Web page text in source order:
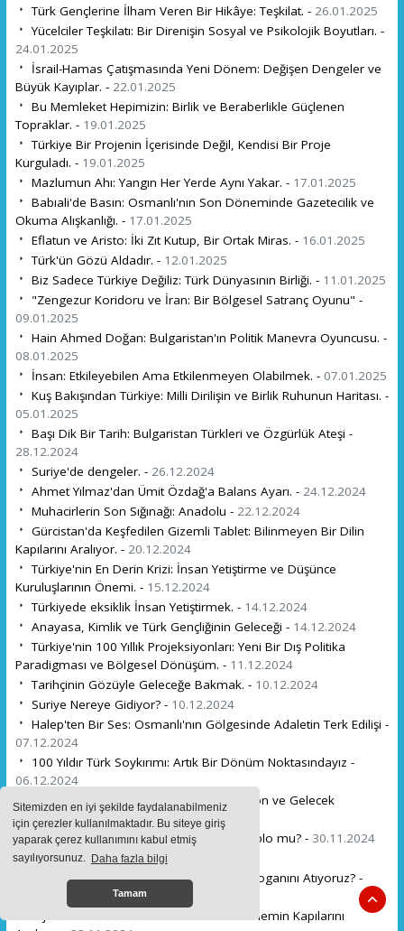
Sitemizden en iyi şekilde faydalanabilmeniz
için çerezler kullanılmaktadır. Bu siteye giriş
yaparak çerez kullanımını kabul etmiş
sayılıyorsunuz. Daha fazla bilgi
Tamam
Türk Gençlerine İlham Veren Bir Hikâye: Teşkilat. - 26.01.2025
Yücelciler Teşkilatı: Bir Direnişin Sosyal ve Psikolojik Boyutları. -
24.01.2025
İsrail-Hamas Çatışmasında Yeni Dönem: Değişen Dengeler ve
Büyük Kayıplar. - 22.01.2025
Bu Memleket Hepimizin: Birlik ve Beraberlikle Güçlenen
Topraklar. - 19.01.2025
Türkiye Bir Projenin İçerisinde Değil, Kendisi Bir Proje
Kurguladı. - 19.01.2025
Mazlumun Ahı: Yangın Her Yerde Aynı Yakar. - 17.01.2025
Babıali'de Basın: Osmanlı'nın Son Döneminde Gazetecilik ve
Okuma Alışkanlığı. - 17.01.2025
Eflatun ve Aristo: İki Zıt Kutup, Bir Ortak Miras. - 16.01.2025
Türk'ün Gözü Aldadır. - 12.01.2025
Biz Sadece Türkiye Değiliz: Türk Dünyasının Birliği. - 11.01.2025
"Zengezur Koridoru ve İran: Bir Bölgesel Satranç Oyunu" -
09.01.2025
Hain Ahmed Doğan: Bulgaristan'ın Politik Manevra Oyuncusu. -
08.01.2025
İnsan: Etkileyebilen Ama Etkilenmeyen Olabilmek. - 07.01.2025
Kuş Bakışından Türkiye: Milli Dirilişin ve Birlik Ruhunun Haritası. -
05.01.2025
Başı Dik Bir Tarih: Bulgaristan Türkleri ve Özgürlük Ateşi -
28.12.2024
Suriye'de dengeler. - 26.12.2024
Ahmet Yılmaz'dan Ümit Özdağ'a Balans Ayarı. - 24.12.2024
Muhacirlerin Son Sığınağı: Anadolu - 22.12.2024
Gürcistan'da Keşfedilen Gizemli Tablet: Bilinmeyen Bir Dilin
Kapılarını Aralıyor. - 20.12.2024
Türkiye'nin En Derin Krizi: İnsan Yetiştirme ve Düşünce
Kuruluşlarının Önemi. - 15.12.2024
Türkiyede eksiklik İnsan Yetiştirmek. - 14.12.2024
Anayasa, Kimlik ve Türk Gençliğinin Geleceği - 14.12.2024
Türkiye'nin 100 Yıllık Projeksiyonları: Yeni Bir Dış Politika
Paradigması ve Bölgesel Dönüşüm. - 11.12.2024
Tarihçinin Gözüyle Geleceğe Bakmak. - 10.12.2024
Suriye Nereye Gidiyor? - 10.12.2024
Halep'ten Bir Ses: Osmanlı'nın Gölgesinde Adaletin Terk Edilişi -
07.12.2024
100 Yıldır Türk Soykırımı: Artık Bir Dönüm Noktasındayız -
06.12.2024
Halep'ten Kızılelma'ya: Tarihsel Bir Misyon ve Gelecek
Perspektifi -01.12.2024
Atatürk'ün Ölümü: Bir Şehit mi, Bir Komplo mu? - 30.11.2024
Dost nedir sizce ? -29.11.2024
Neden "Kerkük Türktür, Türk Kalacak" Sloganını Atıyoruz? -
Dijital Türk Lirası: Yeni Bir Ekonomik Dönemin Kapılarını